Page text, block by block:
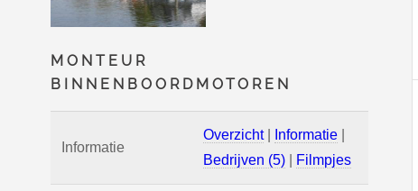
MONTEUR
BINNENBOORDMOTOREN
Informatie
Overzicht| Informatie
Bedrijven (5)
Filmpjes